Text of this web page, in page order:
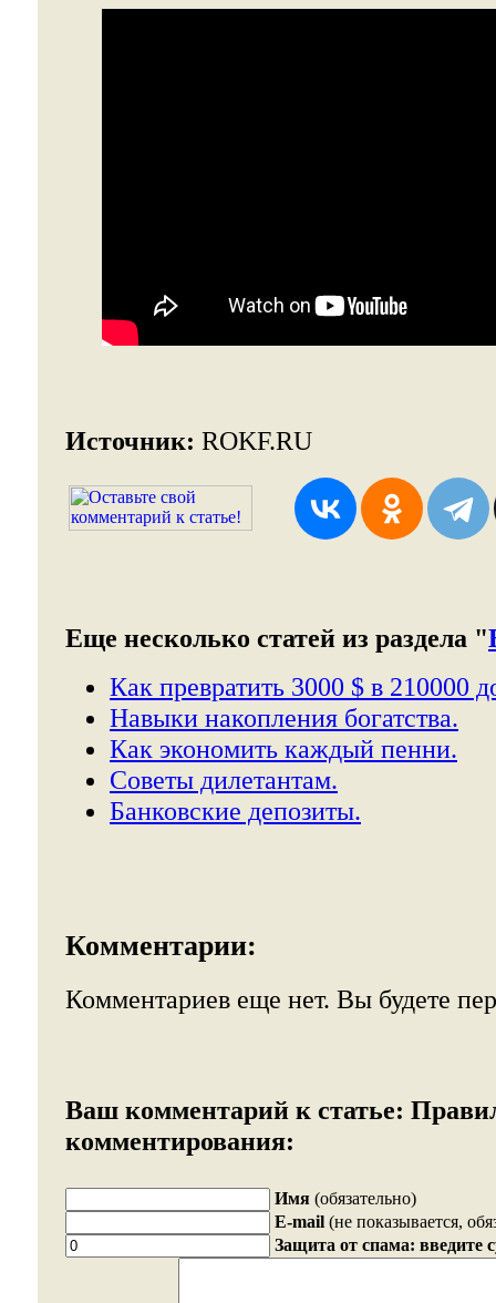
Источник: ROKF.RU
Еще несколько статей из раздела "
Как превратить 3000 $ в 210000
Навыки накопления богатства.
Как экономить каждый пенни.
Советы дилетантам.
Банковские депозиты.
Комментарии:
Комментариев еще нет. Вы будете
Ваш комментарий к статье:
комментирования:
Имя (обязательно)
E-mail (не показывается,
Защита от спама: введите